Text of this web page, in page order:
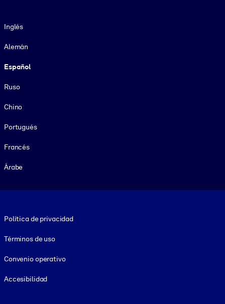
Inglés
Alemán
Español
Ruso
Chino
Portugués
Francés
Árabe
Política de privacidad
Términos de uso
Convenio operativo
Accesibilidad